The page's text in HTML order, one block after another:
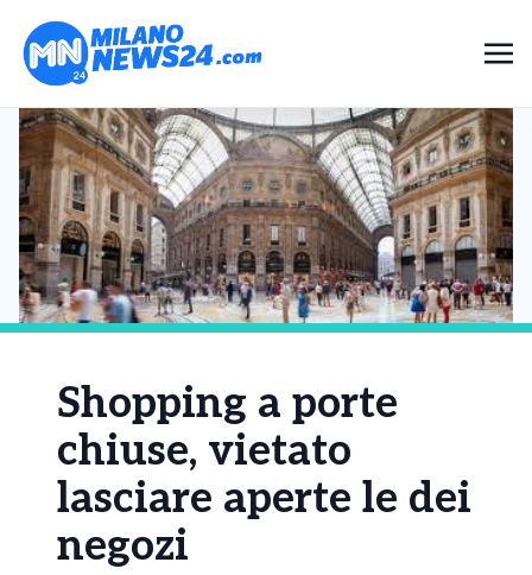
Shopping a porte
chiuse, vietato
lasciare aperte le dei
negozi